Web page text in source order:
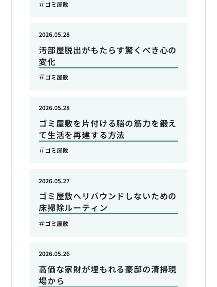
ゴミ屋敷
汚部屋脱出がもたらす驚くべき心の
変化
2026.05.28
ゴミ屋敷
ゴミ屋敷を片付ける脳の筋力を鍛え
て生活を再建する方法
2026.05.28
ゴミ屋敷
ゴミ屋敷へリバウンドしないための
床掃除ルーティン
2026.05.27
ゴミ屋敷
高価な家財が埋もれる豪邸の清掃現
場から
2026.05.26